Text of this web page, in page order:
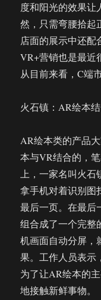
度和阳光的效果让
然，只需弯腰拾起
店面的展示中还配
VR+营销也是最近
从目前来看，C端
火石镇：AR绘本
AR绘本类的产品
本与VR结合的，
上，一家名叫火
拿手机对着识别图
最后一页。在最后
组合成了一个完整
机画面自动分屏，
果。工作人员表示
为了让AR绘本的
地接触新鲜事物。